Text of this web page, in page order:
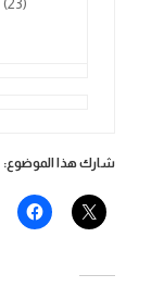
شارك هذا الموضوع: